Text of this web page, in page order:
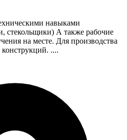
навыками
стекольщики) А также рабочие
на месте. Для производства
....